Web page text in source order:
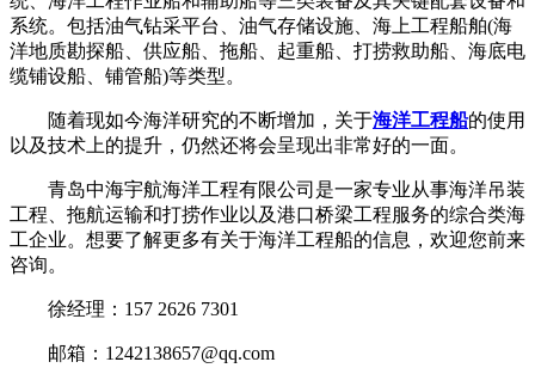
系统。包括油气钻采平台、油气存储设施、海上工程船舶(海
洋地质勘探船、供应船、拖船、起重船、打捞救助船、海底电
缆铺设船、铺管船)等类型。
随着现如今海洋研究的不断增加，关于海洋工程船的使用
以及技术上的提升，仍然还将会呈现出非常好的一面。
青岛中海宇航海洋工程有限公司是一家专业从事海洋吊装
工程、拖航运输和打捞作业以及港口桥梁工程服务的综合类海
工企业。想要了解更多有关于海洋工程船的信息，欢迎您前来
咨询。
徐经理：157 2626 7301
邮箱：1242138657@qq.com